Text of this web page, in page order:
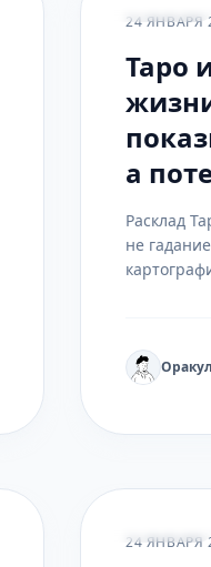
24 ЯНВАРЯ
Таро
а
Расклад
не
24 ЯНВАРЯ